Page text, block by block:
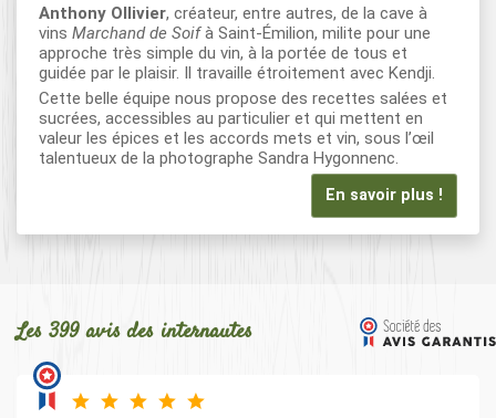
Anthony Ollivier, créateur, entre autres, de la cave à
vins Marchand de Soifà Saint-Émilion, milite pour une
approche très simple du vin, à la portée de tous et
guidée par le plaisir. Il travaille étroitement avec Kendji.
Cette belle équipe nous propose des recettes salées et
sucrées, accessibles au particulier et qui mettent en
valeur les épices et les accords mets et vin, sous l’œil
talentueux de la photographe Sandra Hygonnenc.
En savoir plus !
Les 399 avis des internautes